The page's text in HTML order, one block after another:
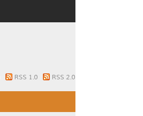
RSS 1.0 RSS 2.0